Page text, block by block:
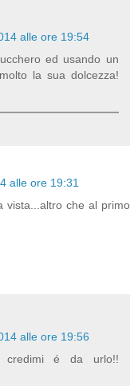
alle ore 19:54
ed usando un
la sua dolcezza!
alle ore 19:31
vista...altro che al primo
alle ore 19:56
é da urlo!!